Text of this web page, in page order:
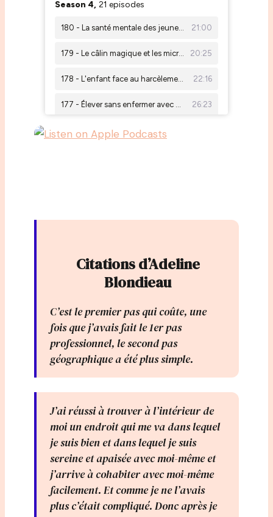
Citations d’Adeline
Blondieau
C’est le premier pas qui coûte, une
fois que j’avais fait le 1er pas
professionnel, le second pas
géographique a été plus simple.
J’ai réussi à trouver à l’intérieur de
moi un endroit qui me va dans lequel
je suis bien et dans lequel je suis
sereine et apaisée avec moi-même et
j’arrive à cohabiter avec moi-même
facilement. Et comme je ne l’avais
plus c’était compliqué. Donc après je